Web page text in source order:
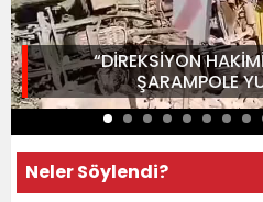
“DİREKSİYON
ŞARAMPOLE
Neler Söylendi?